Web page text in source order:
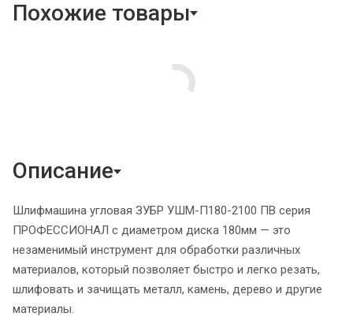
Похожие товары
Описание
Шлифмашина угловая ЗУБР УШМ-П180-2100 ПВ серия
ПРОФЕССИОНАЛ с диаметром диска 180мм — это
незаменимый инструмент для обработки различных
материалов, который позволяет быстро и легко резать,
шлифовать и зачищать металл, камень, дерево и другие
материалы.